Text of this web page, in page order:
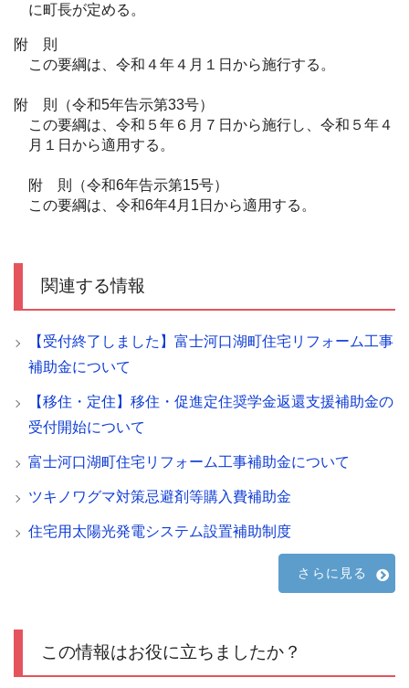
に町長が定める。
附 則
この要綱は、令和４年４月１日から施行する。
附 則（令和5年告示第33号）
この要綱は、令和５年６月７日から施行し、令和５年４
月１日から適用する。
附 則（令和6年告示第15号）
この要綱は、令和6年4月1日から適用する。
関連する情報
【受付終了しました】富士河口湖町住宅リフォーム工事
補助金について
【移住・定住】移住・促進定住奨学金返還支援補助金の
受付開始について
富士河口湖町住宅リフォーム工事補助金について
ツキノワグマ対策忌避剤等購入費補助金
住宅用太陽光発電システム設置補助制度
さらに見る
この情報はお役に立ちましたか？